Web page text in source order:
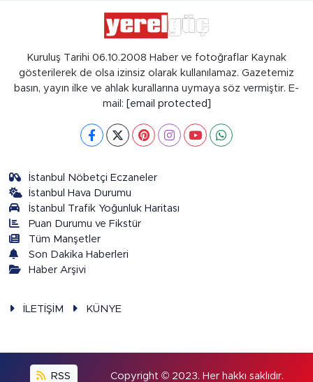
Kuruluş Tarihi 06.10.2008 Haber ve fotoğraflar Kaynak
gösterilerek de olsa izinsiz olarak kullanılamaz. Gazetemiz
basın, yayın ilke ve ahlak kurallarına uymaya söz vermiştir. E-
mail:
[email protected]
İstanbul Nöbetçi Eczaneler
İstanbul Hava Durumu
İstanbul Trafik Yoğunluk Haritası
Puan Durumu ve Fikstür
Tüm Manşetler
Son Dakika Haberleri
Haber Arşivi
İLETİŞİM KÜNYE
RSS Copyright © 2023. Her hakkı saklıdır.